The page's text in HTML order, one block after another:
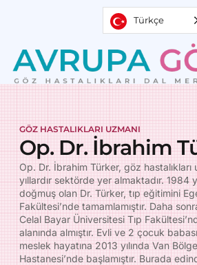
Türkçe
GÖZ HASTALIKLARI UZMANI
Op. Dr. İbrahim
Op. Dr. İbrahim Türker, göz hastalıkları
yıllardır sektörde yer almaktadır. 1984
doğmuş olan Dr. Türker, tıp eğitimini
Fakültesi’nde tamamlamıştır. Daha
Celal Bayar Üniversitesi Tıp
alanında almıştır. Evli ve 2 çocuk
meslek hayatına 2013 yılında Van
Hastanesi’nde başlamıştır. Burada